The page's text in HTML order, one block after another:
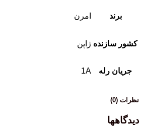
برند امرن
کشور سازنده ژاپن
جریان رله 1A
نظرات (0)
دیدگاهها